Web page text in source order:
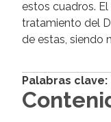
estos cuadros.
tratamiento del
de estas, siendo
Palabras clave: